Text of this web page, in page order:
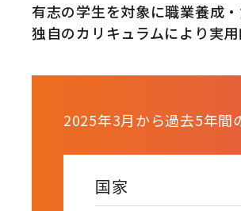
有志の学生を対象に職業養成
独自のカリキュラムにより実
2025年3月から過去5年間
国家